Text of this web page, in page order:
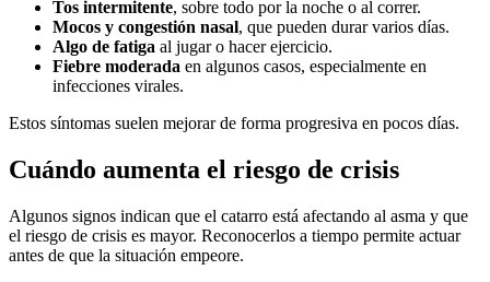
Tos intermitente, sobre todo por la noche o al correr.
Mocos y congestión nasal, que pueden durar varios días.
Algo de fatiga al jugar o hacer ejercicio.
Fiebre moderada en algunos casos, especialmente en
infecciones virales.
Estos síntomas suelen mejorar de forma progresiva en pocos días.
Cuándo aumenta el riesgo de crisis
Algunos signos indican que el catarro está afectando al asma y que
el riesgo de crisis es mayor. Reconocerlos a tiempo permite actuar
antes de que la situación empeore.